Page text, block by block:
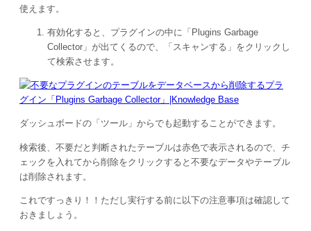
使えます。
有効化すると、プラグインの中に「Plugins Garbage
Collector」が出てくるので、「スキャンする」をクリックし
て検索させます。
ダッシュボードの「ツール」からでも起動することができます。
検索後、不要だと判断されたテーブルは赤色で表示されるので、チ
ェックを入れてから削除をクリックすると不要なデータやテーブル
は削除されます。
これですっきり！！ただし実行する前に以下の注意事項は確認して
おきましょう。